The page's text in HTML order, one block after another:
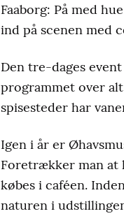
Faaborg: På med
ind på scenen med
Den tre-dages
programmet over
spisesteder har
Igen i år er
Foretrækker man at
købes i caféen.
naturen i